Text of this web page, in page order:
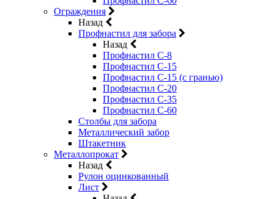
Ограждения
Назад
Профнастил для забора
Назад
Профнастил С-8
Профнастил С-15
Профнастил С-15 (с гранью)
Профнастил С-20
Профнастил С-35
Профнастил С-60
Столбы для забора
Металлический забор
Штакетник
Металлопрокат
Назад
Рулон оцинкованный
Лист